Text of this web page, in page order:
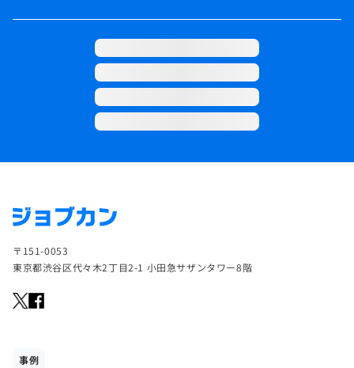
〒151-0053
東京都渋谷区代々木2丁目2-1 小田急サザンタワー8階
事例